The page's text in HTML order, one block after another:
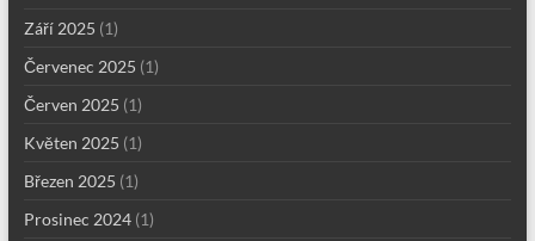
Září 2025 (1)
Červenec 2025 (1)
Červen 2025 (1)
Květen 2025 (1)
Březen 2025 (1)
Prosinec 2024(1)